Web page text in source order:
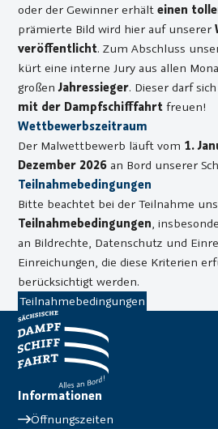
oder der Gewinner erhälteinen
prämierte Bild wird hier auf unserer
veröffentlicht. Zum Abschluss
kürt eine interne Jury aus allen
großenJahressieger. Dieser darf
mit der Dampfschifffahrt freuen!
Wettbewerbszeitraum
Der Malwettbewerb läuft vom 1.
Dezember 2026 an Bord unserer
Teilnahmebedingungen
Bitte beachtet bei der Teilnahme
Teilnahmebedingungen ,
an Bildrechte, Datenschutz und
Einreichungen, die diese Kriterien
berücksichtigt werden.
Teilnahmebedingungen
Informationen
Öffnungszeiten